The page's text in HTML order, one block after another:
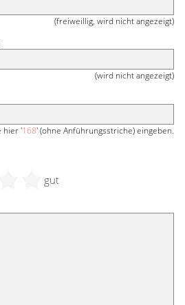
(freiweillig, wird nicht angezeigt)
(wird nicht angezeigt)
hier '168' (ohne Anführungsstriche) eingeben.
gut